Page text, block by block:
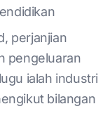
perjanjian
pengeluaran
ialah industri
bilangan